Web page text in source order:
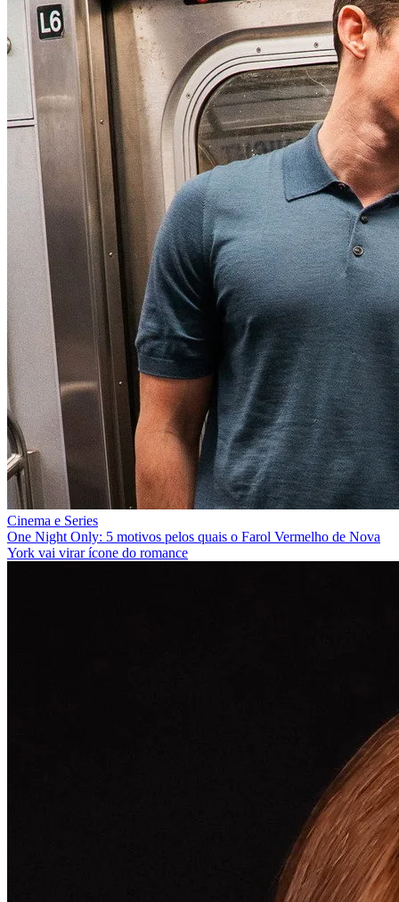
Cinema e Series
One Night Only: 5 motivos pelos quais o Farol Vermelho de Nova
York vai virar ícone do romance